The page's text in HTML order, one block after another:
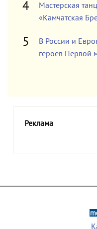
Мастерская
«Камчатская
В России и
героев Первой
Реклама